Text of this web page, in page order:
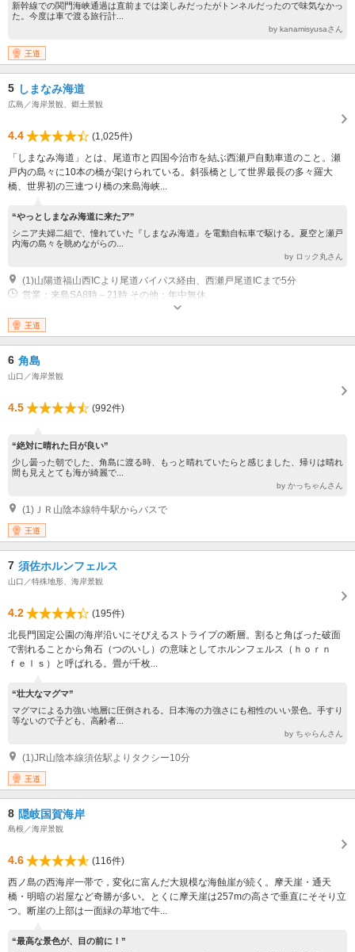
新幹線での関門海峡通過は直前までは楽しみだったがトンネルだったので味気なかっ
た。今度は車で渡る旅行計...
by kanamisyusaさん
王道
5 しまなみ海道
広島／海岸景観、郷土景観
4.4
(1,025件)
「しまなみ海道」とは、尾道市と四国今治市を結ぶ西瀬戸自動車道のこと。瀬
戸内の島々に10本の橋が架けられている。斜張橋として世界最長の多々羅大
橋、世界初の三連つり橋の来島海峡...
“やっとしまなみ海道に来たア”
シニア夫婦二組で、憧れていた『しまなみ海道』を電動自転車で駆ける。夏空と瀬戸
内海の島々を眺めながらの...
by ロック丸さん
(1)山陽道福山西ICより尾道バイパス経由、西瀬戸尾道ICまで5分
営業：来島SA8時～21時 その他：年中無休
王道
6 角島
山口／海岸景観
4.5 (992件)
“絶対に晴れた日が良い”
少し曇った朝でした、角島に渡る時、もっと晴れていたらと感じました、帰りは晴れ
間も見えとても海が綺麗で...
by かっちゃんさん
(1)ＪＲ山陰本線特牛駅からバスで
王道
7 須佐ホルンフェルス
山口／特殊地形、海岸景観
4.2
(195件)
北長門国定公園の海岸沿いにそびえるストライプの断層。割ると角ばった破面
で割れることから角石（つのいし）の意味としてホルンフェルス（ｈｏｒｎ
ｆｅｌｓ）と呼ばれる。畳が千枚...
“壮大なマグマ”
マグマによる力強い地層に圧倒される。日本海の力強さにも相性のいい景色。手すり
等ないので子ども、高齢者...
by ちゃらんさん
(1)JR山陰本線須佐駅よりタクシー10分
王道
8 隠岐国賀海岸
島根／海岸景観
4.6
(116件)
西ノ島の西海岸一帯で，変化に富んだ大規模な海蝕崖が続く。摩天崖・通天
橋・明暗の岩屋など奇勝が多い。とくに摩天崖は257mの高さで垂直にそそり立
つ。断崖の上部は一面緑の草地で牛...
“最高な景色が、目の前に！”